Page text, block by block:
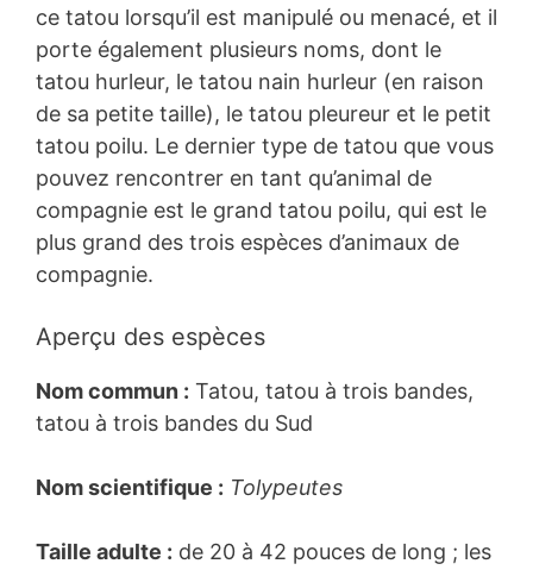
ce tatou lorsqu’il est manipulé ou menacé, et il
porte également plusieurs noms, dont le
tatou hurleur, le tatou nain hurleur (en raison
de sa petite taille), le tatou pleureur et le petit
tatou poilu. Le dernier type de tatou que vous
pouvez rencontrer en tant qu’animal de
compagnie est le grand tatou poilu, qui est le
plus grand des trois espèces d’animaux de
compagnie.
Aperçu des espèces
Nom commun : Tatou, tatou à trois bandes,
tatou à trois bandes du Sud
Nom scientifique : Tolypeutes
Taille adulte : de 20 à 42 pouces de long ; les